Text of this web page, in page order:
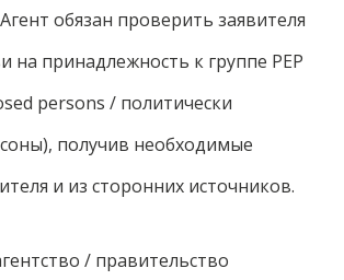
обязан проверить заявителя
на принадлежность к группе PEP
persons / политически
получив необходимые
и из сторонних источников.
/ правительство